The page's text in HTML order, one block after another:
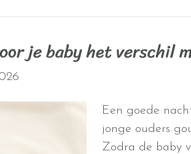
je baby het verschil
Een goede
jonge ouders
Zodra de baby